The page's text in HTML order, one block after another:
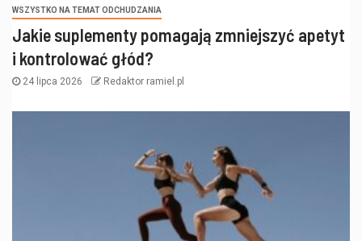
WSZYSTKO NA TEMAT ODCHUDZANIA
Jakie suplementy pomagają zmniejszyć apetyt
i kontrolować głód?
24 lipca 2026 Redaktor ramiel.pl